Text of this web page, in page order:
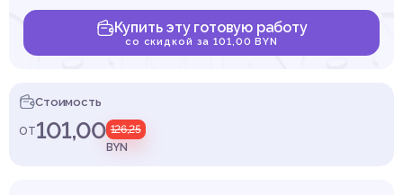
Купить эту готовую работу
со скидкой за 101,00 BYN
Стоимость
от101,00 126,25
BYN